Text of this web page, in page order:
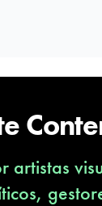
artistas